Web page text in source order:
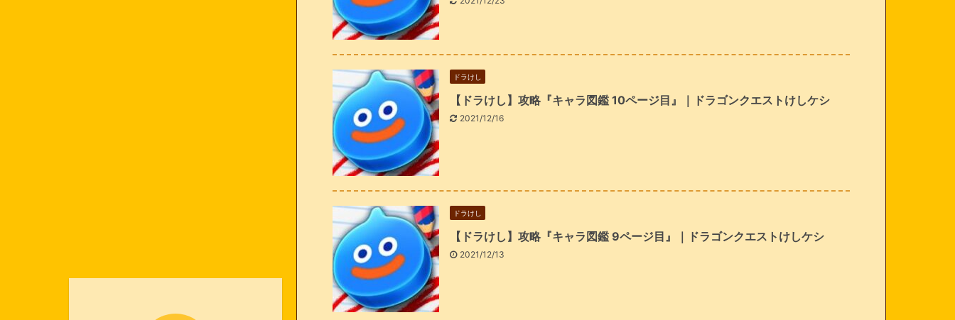
ドラけし
【ドラけし】攻略『キャラ図鑑 10ページ目』｜ドラゴンクエストけしケシ
2021/12/16
ドラけし
【ドラけし】攻略『キャラ図鑑 9ページ目』｜ドラゴンクエストけしケシ
2021/12/13